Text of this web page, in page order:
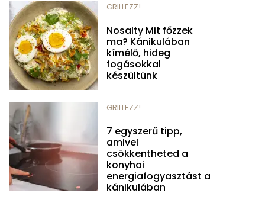
GRILLEZZ!
Nosalty Mit főzzek
ma? Kánikulában
kímélő, hideg
fogásokkal
készültünk
GRILLEZZ!
7 egyszerű tipp,
amivel
csökkentheted a
konyhai
energiafogyasztást a
kánikulában